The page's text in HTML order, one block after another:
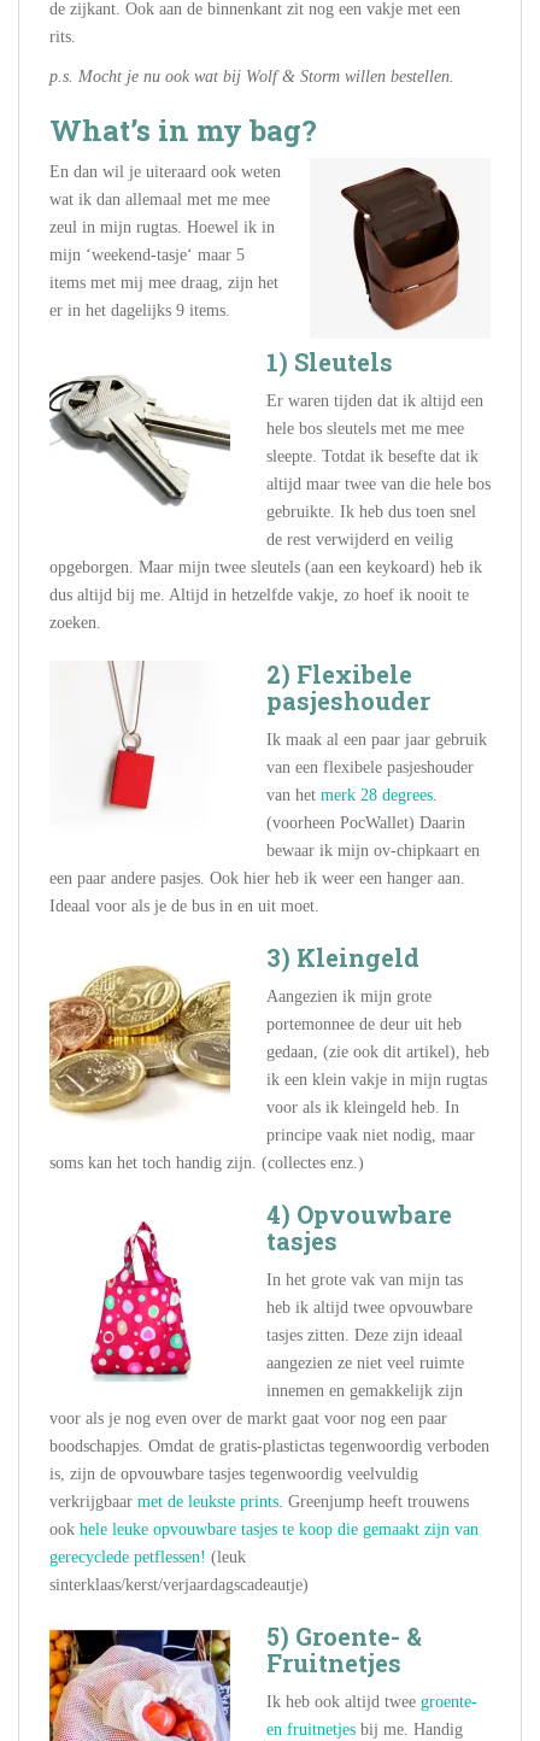
de zijkant. Ook aan de binnenkant zit nog een vakje met een
rits.
p.s. Mocht je nu ook wat bij Wolf & Storm willen bestellen.
What’s in my bag?
En dan wil je uiteraard ook weten
wat ik dan allemaal met me mee
zeul in mijn rugtas. Hoewel ik in
mijn ‘weekend-tasje‘ maar 5
items met mij mee draag, zijn het
er in het dagelijks 9 items.
1) Sleutels
Er waren tijden dat ik altijd een
hele bos sleutels met me mee
sleepte. Totdat ik besefte dat ik
altijd maar twee van die hele bos
gebruikte. Ik heb dus toen snel
de rest verwijderd en veilig
opgeborgen. Maar mijn twee sleutels (aan een keykoard) heb ik
dus altijd bij me. Altijd in hetzelfde vakje, zo hoef ik nooit te
zoeken.
2) Flexibele
pasjeshouder
Ik maak al een paar jaar gebruik
van een flexibele pasjeshouder
van het merk 28 degrees
(voorheen PocWallet) Daarin
bewaar ik mijn ov-chipkaart en
een paar andere pasjes. Ook hier heb ik weer een hanger aan.
Ideaal voor als je de bus in en uit moet.
3) Kleingeld
Aangezien ik mijn grote
portemonnee de deur uit heb
gedaan, (zie ook dit artikel), heb
ik een klein vakje in mijn rugtas
voor als ik kleingeld heb. In
principe vaak niet nodig, maar
soms kan het toch handig zijn. (collectes enz.)
4) Opvouwbare
tasjes
In het grote vak van mijn tas
heb ik altijd twee opvouwbare
tasjes zitten. Deze zijn ideaal
aangezien ze niet veel ruimte
innemen en gemakkelijk zijn
voor als je nog even over de markt gaat voor nog een paar
boodschapjes. Omdat de gratis-plastictas tegenwoordig verboden
is, zijn de opvouwbare tasjes tegenwoordig veelvuldig
verkrijgbaar met de leukste prints . Greenjump heeft trouwens
ook hele leuke opvouwbare tasjes te koop die gemaakt zijn van
gerecyclede petflessen! (leuk
sinterklaas/kerst/verjaardagscadeautje)
5) Groente- &
Fruitnetjes
Ik heb ook altijd twee groente-
en fruitnetjes bij me. Handig